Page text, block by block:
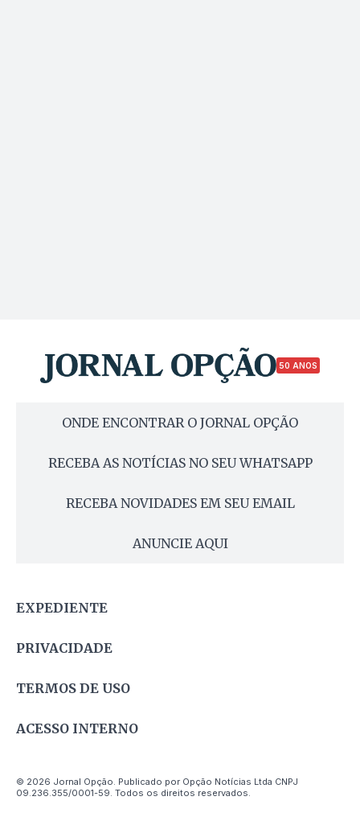
50 ANOS
ONDE ENCONTRAR O JORNAL OPÇÃO
RECEBA AS NOTÍCIAS NO SEU WHATSAPP
RECEBA NOVIDADES EM SEU EMAIL
ANUNCIE AQUI
EXPEDIENTE
PRIVACIDADE
TERMOS DE USO
ACESSO INTERNO
© 2026 Jornal Opção. Publicado por Opção Notícias Ltda CNPJ
09.236.355/0001-59. Todos os direitos reservados.